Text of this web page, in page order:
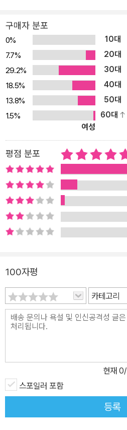
한이 유일하다. 어느 날 루이안은 천신
하니 마지막으로 현실에서 만나달라
탁을 거절할 수 없었던 천신한은 루이
고독 속에 몰아넣은 검은 안개를 발견
남자 친구를 사귀었다는 사실을 알게
같은 길드의 수상한 재력가 ‘황’에게 접근하는
는 단 한 사람을 찾아 인터넷으로 모여
이의 상냥하고 위험한 멜로디 루이안은 남자 친구와 함께 살겠다며
한 여자아이들이 생겨나고 있다는 뉴
남자를 만나겠다며 집을 나간 뒤 종적
려워하는 기색 없이 낯선 친구가 “멋
리라 믿는다. 사람들은 인터넷 친구를
하지 못하지만, “세상에 아무도 나를
진짜로 이해해주는 단 한 사람”을 찾
달콤하기만 하다. 타이완에서 《죽음의
었다. 국내에도 여러 차례 보도된 이
문을 불러일으키며 많은 사람들을 좌절
은 고통받는 타인을 통해 권력을 얻고
졌다고 착각하는 권력을 무너뜨리는
아이들을 인터넷으로 쫓아내는 사회
이라는 공간이 위험하다는 결론을 내
기대어 살 수밖에 없는가. 우리는 충분
력했는가? ‘로그아웃’하게 만들기 위
들에게 안전하고 그들을 환대하는 공간
두 사람의 이야기에 귀를 기울이는 것
구매자 분포
0% 10대
7.7%
20대
29.2%
30대
18.5%
40대
13.8%
50대
1.5%
60대
여성
평점 분포
100자평
카테고리
현재 0
스포일러 포함
등록